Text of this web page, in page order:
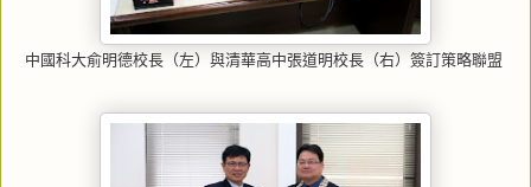
中國科大俞明德校長（左）與清華高中張道明校長（右）簽訂策略聯盟